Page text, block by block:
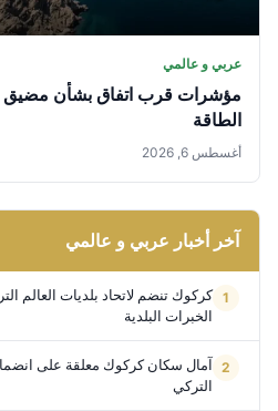
عربي و عالمي
مؤشرات قرب اتفاق بشأن مضيق
الطاقة
أغسطس 6, 2026
آخر أخبار عربي و عالمي
كركوك تنضم لاتحاد بلديات العالم
الخبرات البلدية
آمال سكان كركوك معلقة على انضمام
التركي